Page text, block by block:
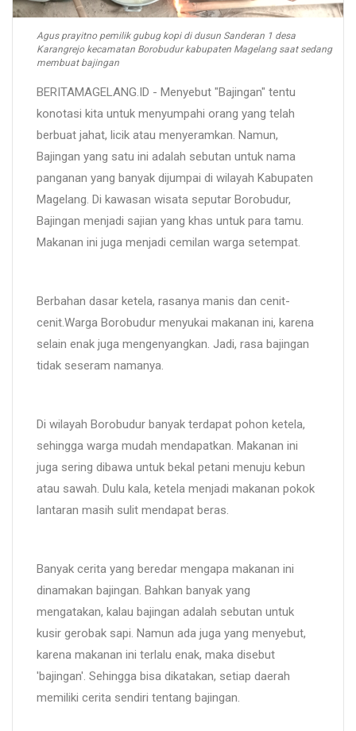
Agus prayitno pemilik gubug kopi di dusun Sanderan 1 desa
Karangrejo kecamatan Borobudur kabupaten Magelang saat sedang
membuat bajingan
BERITAMAGELANG.ID - Menyebut "Bajingan" tentu
konotasi kita untuk menyumpahi orang yang telah
berbuat jahat, licik atau menyeramkan. Namun,
Bajingan yang satu ini adalah sebutan untuk nama
panganan yang banyak dijumpai di wilayah Kabupaten
Magelang. Di kawasan wisata seputar Borobudur,
Bajingan menjadi sajian yang khas untuk para tamu.
Makanan ini juga menjadi cemilan warga setempat.
Berbahan dasar ketela, rasanya manis dan cenit-
cenit.Warga Borobudur menyukai makanan ini, karena
selain enak juga mengenyangkan. Jadi, rasa bajingan
tidak seseram namanya.
Di wilayah Borobudur banyak terdapat pohon ketela,
sehingga warga mudah mendapatkan. Makanan ini
juga sering dibawa untuk bekal petani menuju kebun
atau sawah. Dulu kala, ketela menjadi makanan pokok
lantaran masih sulit mendapat beras.
Banyak cerita yang beredar mengapa makanan ini
dinamakan bajingan. Bahkan banyak yang
mengatakan, kalau bajingan adalah sebutan untuk
kusir gerobak sapi. Namun ada juga yang menyebut,
karena makanan ini terlalu enak, maka disebut
'bajingan'. Sehingga bisa dikatakan, setiap daerah
memiliki cerita sendiri tentang bajingan.